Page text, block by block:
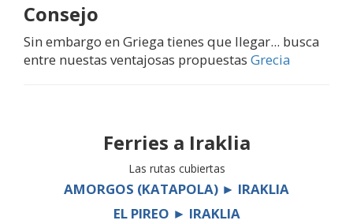
Consejo
Sin embargo en Griega tienes que llegar... busca
entre nuestas ventajosas propuestas Grecia
Ferries a Iraklia
Las rutas cubiertas
AMORGOS (KATAPOLA) ► IRAKLIA
EL PIREO ► IRAKLIA